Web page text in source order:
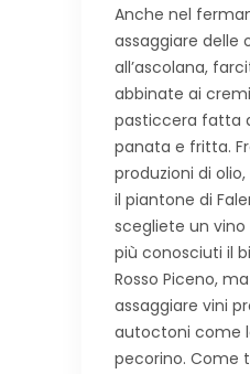
Anche nel
assaggiare delle
all’ascolana,
abbinate ai
pasticcera fatta
panata e fritta.
produzioni di
il piantone di
scegliete un vino
più conosciuti il
Rosso Piceno,
assaggiare vini
autoctoni come
pecorino. Come